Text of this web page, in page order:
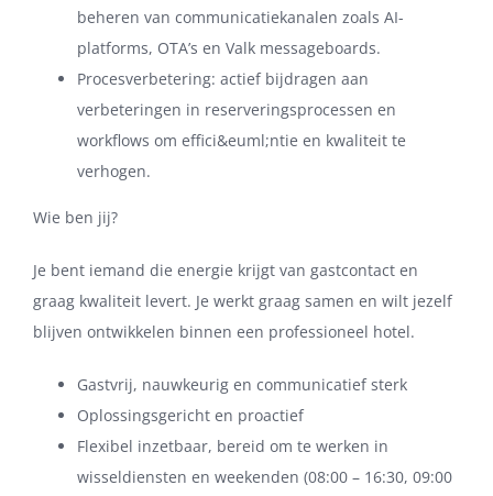
beheren van communicatiekanalen zoals AI-
platforms, OTA’s en Valk messageboards.
Procesverbetering: actief bijdragen aan
verbeteringen in reserveringsprocessen en
workflows om effici&euml;ntie en kwaliteit te
verhogen.
Wie ben jij?
Je bent iemand die energie krijgt van gastcontact en
graag kwaliteit levert. Je werkt graag samen en wilt jezelf
blijven ontwikkelen binnen een professioneel hotel.
Gastvrij, nauwkeurig en communicatief sterk
Oplossingsgericht en proactief
Flexibel inzetbaar, bereid om te werken in
wisseldiensten en weekenden (08:00 – 16:30, 09:00